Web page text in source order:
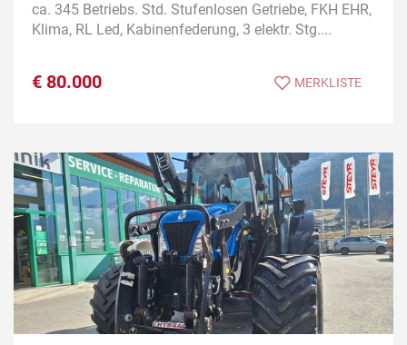
ca. 345 Betriebs. Std. Stufenlosen Getriebe, FKH EHR,
Klima, RL Led, Kabinenfederung, 3 elektr. Stg....
€ 80.000 MERKLISTE